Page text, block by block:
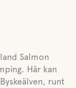
Salmon
Här kan
runt